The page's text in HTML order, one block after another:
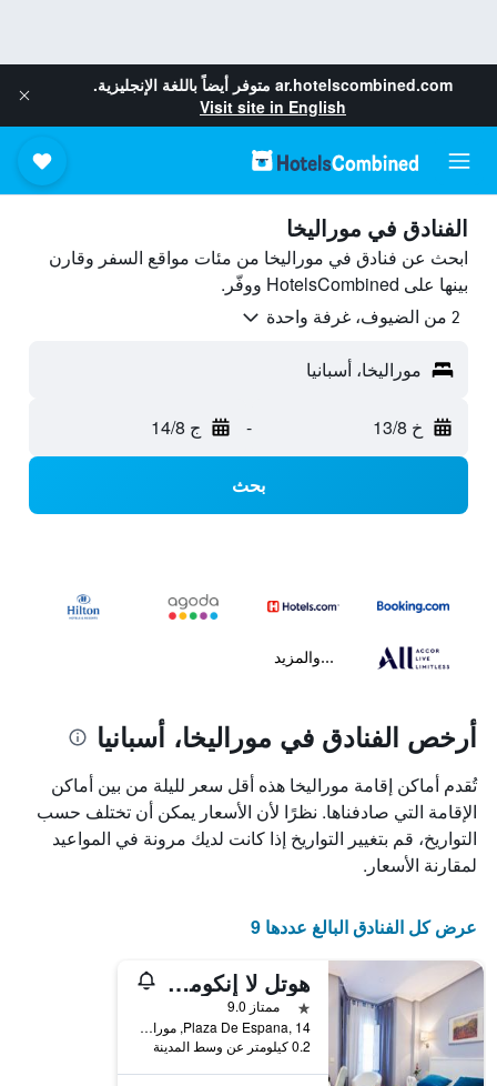
ar.hotelscombined.com متوفر أيضاً باللغة الإنجليزية.
Visit site in English
الفنادق في موراليخا
ابحث عن فنادق في موراليخا من مئات مواقع السفر وقارن
بينها على HotelsCombined ووفّر.
2 من الضيوف، غرفة واحدة
موراليخا، أسبانيا
خ 13/8 - ج 14/8
بحث
...والمزيد
أرخص الفنادق في موراليخا، أسبانيا
تُقدم أماكن إقامة موراليخا هذه أقل سعر لليلة من بين أماكن
الإقامة التي صادفناها. نظرًا لأن الأسعار يمكن أن تختلف حسب
التواريخ، قم بتغيير التواريخ إذا كانت لديك مرونة في المواعيد
لمقارنة الأسعار.
عرض كل الفنادق البالغ عددها 9
هوتل لا إنكوميندا
نجمة واحدة
ممتاز 9.0
Plaza De Espana, 14, موراليخا, مقاطعة قصرش, أسبانيا
0.2 كيلومتر عن وسط المدينة